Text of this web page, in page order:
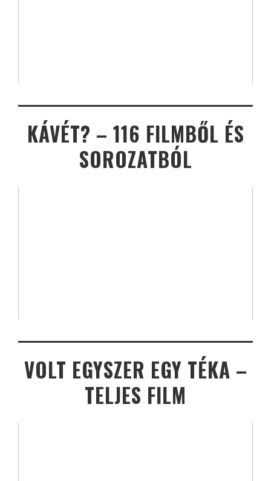
KÁVÉT? – 116 FILMBŐL ÉS
SOROZATBÓL
VOLT EGYSZER EGY TÉKA –
TELJES FILM